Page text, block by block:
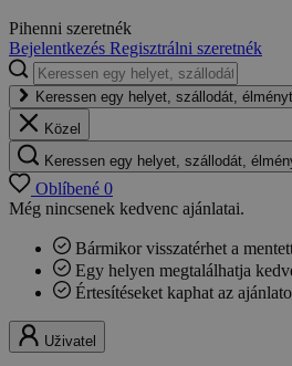
Pihenni szeretnék
Bejelentkezés Regisztrálni szeretnék
Keressen egy helyet, szállodát,
Közel
Keressen egy helyet, szállodát,
Oblíbené 0
Még nincsenek kedvenc ajánlatai.
Bármikor visszatérhet a
Egy helyen megtalálhatja
Értesítéseket kaphat az
Uživatel